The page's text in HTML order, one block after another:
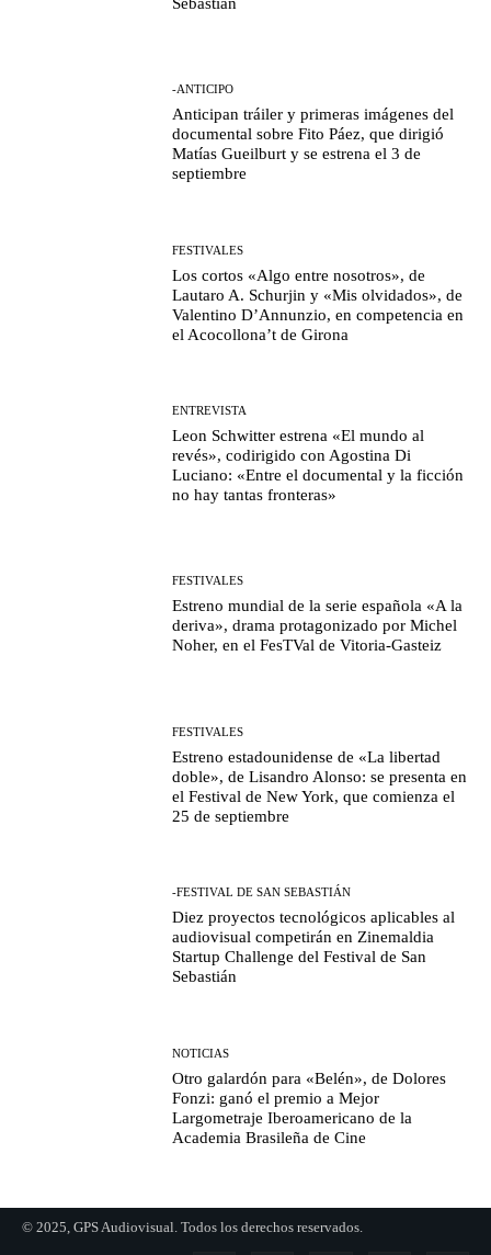
-ANTICIPO
Anticipan tráiler y primeras imágenes del
documental sobre Fito Páez, que dirigió
Matías Gueilburt y se estrena el 3 de
septiembre
FESTIVALES
Los cortos «Algo entre nosotros», de
Lautaro A. Schurjin y «Mis olvidados», de
Valentino D’Annunzio, en competencia en
el Acocollona’t de Girona
ENTREVISTA
Leon Schwitter estrena «El mundo al
revés», codirigido con Agostina Di
Luciano: «Entre el documental y la ficción
no hay tantas fronteras»
FESTIVALES
Estreno mundial de la serie española «A la
deriva», drama protagonizado por Michel
Noher, en el FesTVal de Vitoria-Gasteiz
FESTIVALES
Estreno estadounidense de «La libertad
doble», de Lisandro Alonso: se presenta en
el Festival de New York, que comienza el
25 de septiembre
-FESTIVAL DE SAN SEBASTIÁN
Diez proyectos tecnológicos aplicables al
audiovisual competirán en Zinemaldia
Startup Challenge del Festival de San
Sebastián
NOTICIAS
Otro galardón para «Belén», de Dolores
Fonzi: ganó el premio a Mejor
Largometraje Iberoamericano de la
Academia Brasileña de Cine
© 2025, GPS Audiovisual. Todos los derechos reservados.